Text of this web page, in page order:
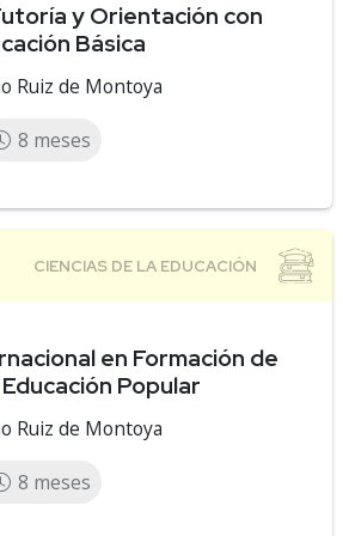
y Orientación con
Básica
Ruiz de Montoya
8 meses
en Formación de
Popular
Ruiz de Montoya
8 meses